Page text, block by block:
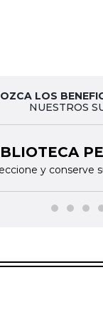
LOS
NUESTROS
y conserve